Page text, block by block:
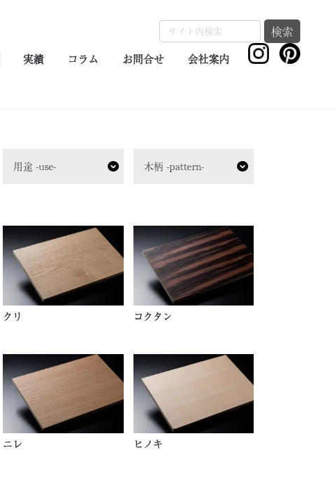
実績 コラム お問合せ 会社案内
検索
用途 -use- 木柄 -pattern-
クリ コクタン
ニレ ヒノキ